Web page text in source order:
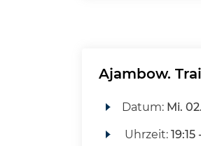
Ajambow.
Datum: Mi.
Uhrzeit: